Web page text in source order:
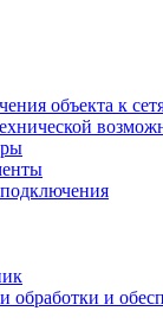
объекта к
и